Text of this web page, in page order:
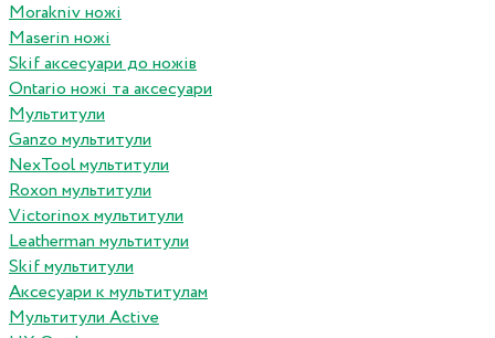
Morakniv ножі
Maserin ножі
Skif аксесуари до ножів
Ontario ножі та аксесуари
Мультитули
Ganzo мультитули
NexTool мультитули
Roxon мультитули
Victorinox мультитули
Leatherman мультитули
Skif мультитули
Аксесуари к мультитулам
Мультитули Active